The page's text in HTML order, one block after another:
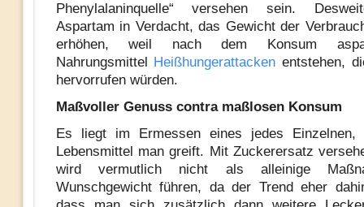
Phenylalaninquelle“ versehen sein.
Aspartam in Verdacht, das Gewicht der
erhöhen, weil nach dem Konsum
Nahrungsmittel Heißhungerattacken entstehen,
hervorrufen würden.
Maßvoller Genuss contra maßlosen Konsum
Es liegt im Ermessen eines jedes Einzelnen,
Lebensmittel man greift. Mit Zuckerersatz
wird vermutlich nicht als alleinige
Wunschgewicht führen, da der Trend eher